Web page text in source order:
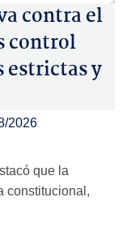
contra el
control
estrictas y
2026
que la
constitucional,